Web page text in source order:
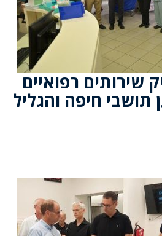
שירותים רפואיים
חיפה והגליל